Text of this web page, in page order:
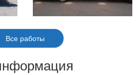
Все работы